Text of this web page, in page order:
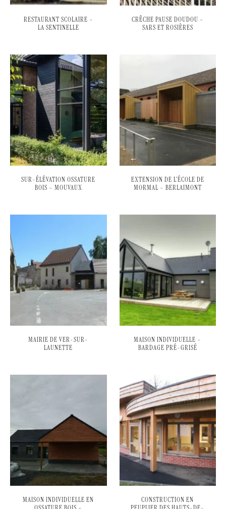
RESTAURANT SCOLAIRE –
LA SENTINELLE
CRÊCHE PAUSE DOUDOU –
SARS ET ROSIÈRES
SUR-ÉLÉVATION OSSATURE
BOIS – MOUVAUX
EXTENSION DE L’ÉCOLE DE
MORMAL – BERLAIMONT
MAIRIE DE VER-SUR-
LAUNETTE
MAISON INDIVIDUELLE –
BARDAGE PRÉ-GRISÉ
MAISON INDIVIDUELLE EN
CONSTRUCTION EN